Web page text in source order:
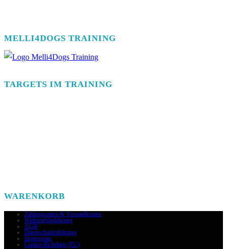
MELLI4DOGS TRAINING
TARGETS IM TRAINING
WARENKORB
Zahlungsarten & Versandkosten
Widerrufsbelehrung
AGB
Datenschutzerklärung
Impressum
Cookie-Richtlinie (EU)